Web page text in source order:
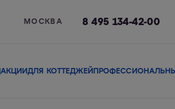
МОСКВА 8 495 134-42-00
АКЦИИДЛЯ КОТТЕДЖЕЙ